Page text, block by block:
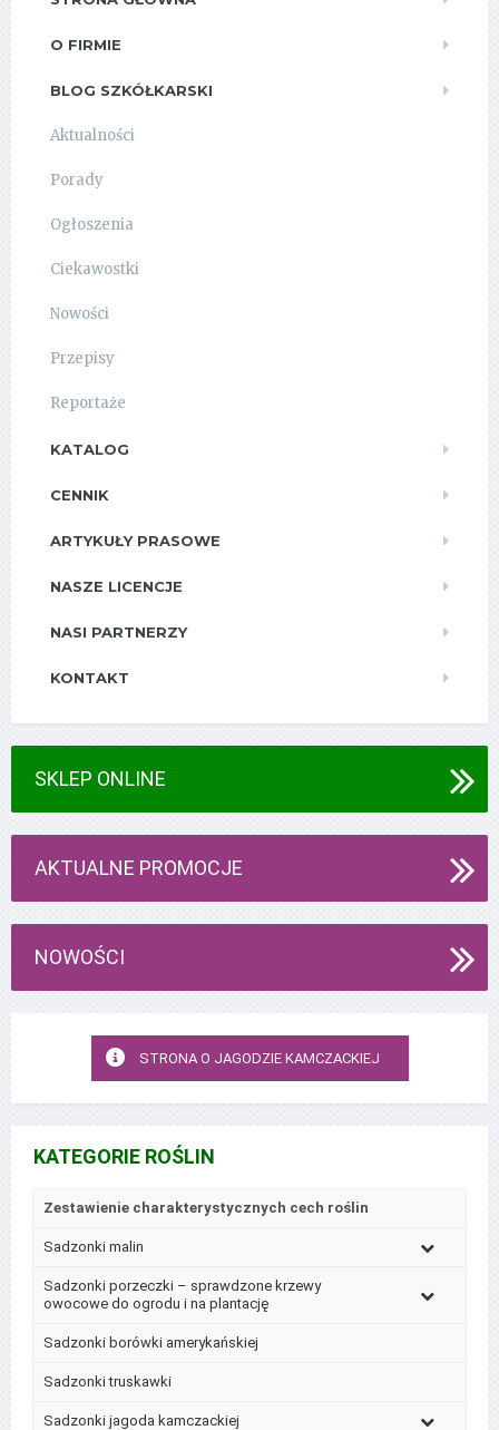
O FIRMIE
BLOG SZKÓŁKARSKI
Aktualności
Porady
Ogłoszenia
Ciekawostki
Nowości
Przepisy
Reportaże
KATALOG
CENNIK
ARTYKUŁY PRASOWE
NASZE LICENCJE
NASI PARTNERZY
KONTAKT
SKLEP ONLINE
AKTUALNE PROMOCJE
NOWOŚCI
STRONA O JAGODZIE KAMCZACKIEJ
KATEGORIE ROŚLIN
Zestawienie charakterystycznych cech roślin
Sadzonki malin
Sadzonki porzeczki – sprawdzone krzewy
owocowe do ogrodu i na plantację
Sadzonki borówki amerykańskiej
Sadzonki truskawki
Sadzonki jagoda kamczackiej